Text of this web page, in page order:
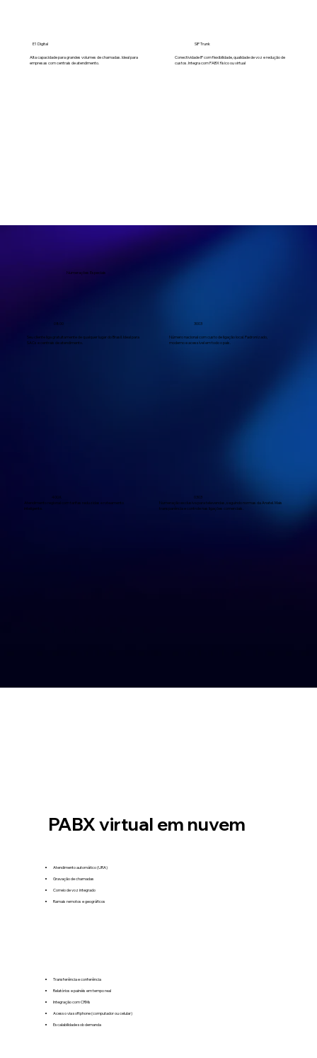
E1 Digital
Alta capacidade para grandes volumes de chamadas. Ideal para
empresas com centrais de atendimento.
SIP Trunk
Conectividade IP com flexibilidade, qualidade de voz e redução de
custos. Integra com PABX físico ou virtual
Numerações Especiais
0800
Seu cliente liga gratuitamente de qualquer lugar do Brasil. Ideal para
SACs e centrais de atendimento.
3003
Número nacional com custo de ligação local. Padronizado,
moderno e acessível em todo o país.
400X
Atendimento regional com tarifas reduzidas e roteamento
inteligente.
0303
Numeração exclusiva para televendas, seguindo normas da Anatel. Mais
transparência e controle nas ligações comerciais.
PABX virtual em nuvem
Atendimento automático (URA)
Gravação de chamadas
Correio de voz integrado
Ramais remotos e geográficos
Transferência e conferência
Relatórios e painéis em tempo real
Integração com CRMs
Acesso via softphone (computador ou celular)
Escalabilidade sob demanda